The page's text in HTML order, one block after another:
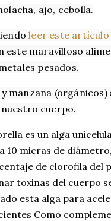
ajo, cebolla.
leer este
maravilloso
pesados.
manzana
nuestro cuerpo.
es un alga
10 micras de
de clorofila del
toxinas del cuerpo
esta alga para
Como